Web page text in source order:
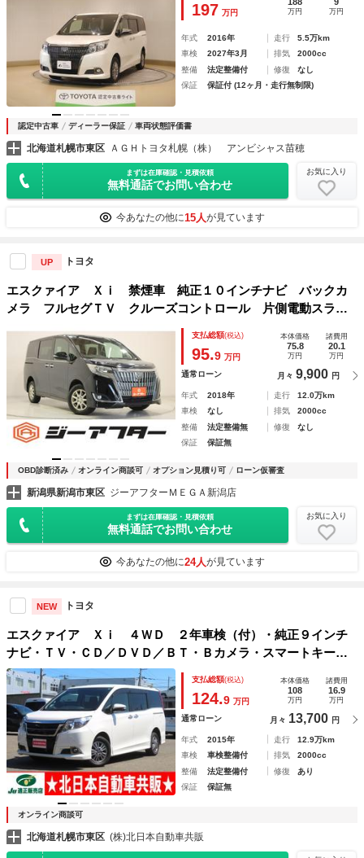
ダー ＥＴＣ
197 万円 万円 万円
年式 2016年 走行
5.5万km
車検
2027年3月 排気
2000cc
整備
法定整備付 修復
なし
保証
保証付 (12ヶ月・走行無制限)
認定中古車 ディーラー保証 車両状態評価書
北海道札幌市東区 ＡＧＨトヨタ札幌（株） アンビシャス苗穂
まずは在庫確認・見積依頼
無料通話でお問い合わせ
お気に入り
今あなたの他に15人が見ています
UP トヨタ
エスクァイア Ｘｉ 禁煙車 純正１０インチナビ バックカ
メラ フルセグＴＶ クルーズコントロール 片側電動スライ
ドドア 衝突軽減ブレーキ Ｂｌｕｅｔｏｏｔｈ接続 レーン
キープアシスト ＬＥＤヘッドライト ＥＴＣ
支払総額(税込)
95.9 万円
本体価格
75.8
万円
諸費用
20.1
万円
通常ローン 月々 9,900 円
年式 2018年 走行
12.0万km
車検
なし 排気
2000cc
整備
法定整備無 修復
なし
保証
保証無
OBD診断済み オンライン商談可 オプション見積り可 ローン仮審査
新潟県新潟市東区 ジーアフターＭＥＧＡ新潟店
まずは在庫確認・見積依頼
無料通話でお問い合わせ
お気に入り
今あなたの他に24人が見ています
NEW トヨタ
エスクァイア Ｘｉ ４ＷＤ ２年車検（付）・純正９インチ
ナビ・ＴＶ・ＣＤ／ＤＶＤ／ＢＴ・Ｂカメラ・スマートキー・
パワスラ・７人乗り・ＥＴＣ・寒冷地仕様・Ｐスタート・ＬＥ
Ｄ・アイドリングストップ・ミラーウインカー
支払総額(税込)
124.9 万円
本体価格
108
万円
諸費用
16.9
万円
通常ローン 月々 13,700 円
年式 2015年 走行
12.9万km
車検
車検整備付 排気
2000cc
整備
法定整備付 修復
あり
保証
保証無
オンライン商談可
北海道札幌市東区 (株)北日本自動車共販